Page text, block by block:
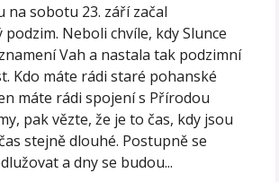
na sobotu 23. září začal
Neboli chvíle, kdy Slunce
Vah a nastala tak podzimní
Kdo máte rádi staré pohanské
máte rádi spojení s Přírodou
pak vězte, že je to čas, kdy jsou
stejně dlouhé. Postupně se
a dny se budou...